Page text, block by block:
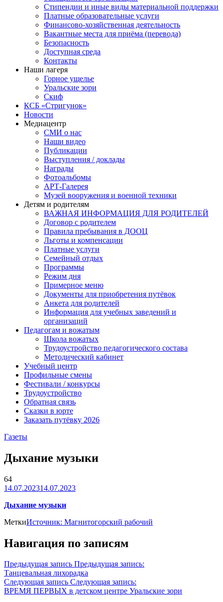
Стипендии и иные виды материальной поддержки
Платные образовательные услуги
Финансово-хозяйственная деятельность
Вакантные места для приёма (перевода)
Безопасность
Доступная среда
Контакты
Наши лагеря
Горное ущелье
Уральские зори
Скиф
КСБ «Стригунок»
Новости
Медиацентр
СМИ о нас
Наши видео
Публикации
Выступления / доклады
Награды
Фотоальбомы
АРТ-Галерея
Музей вооружения и военной техники
Детям и родителям
ВАЖНАЯ ИНФОРМАЦИЯ ДЛЯ РОДИТЕЛЕЙ
Договор с родителем
Правила пребывания в ДООЦ
Льготы и компенсации
Платные услуги
Семейный отдых
Программы
Режим дня
Примерное меню
Документы для приобретения путёвок
Анкета для родителей
Информация для учебных заведений и
организаций
Педагогам и вожатым
Школа вожатых
Трудоустройство педагогического состава
Методический кабинет
Учебный центр
Профильные смены
Фестивали / конкурсы
Трудоустройство
Обратная связь
Сказки в юрте
Заказать путёвку 2026
Газеты
Дыхание музыки
64
14.07.202314.07.2023
Дыхание музыки
МеткиИсточник: Магнитогорский рабочий
Навигация по записям
Предыдущая запись Предыдущая запись:
Танцевальная лихорадка
Следующая запись Следующая запись:
ВРЕМЯ ПЕРВЫХ в детском центре Уральские зори